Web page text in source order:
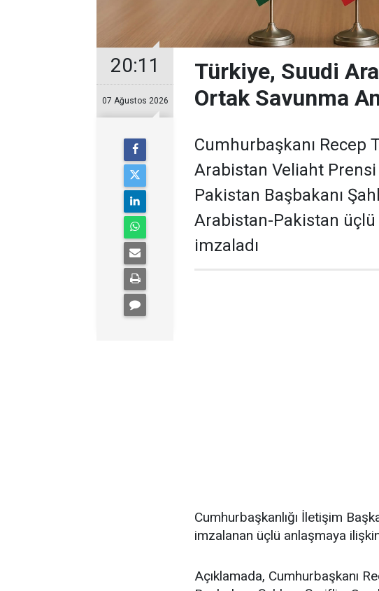
20:11
07 Ağustos 2026
Türkiye, Suudi
Ortak Savunma
Cumhurbaşkanı Recep
Arabistan Veliaht
Pakistan Başbakanı
Arabistan-Pakistan üçlü
imzaladı
Cumhurbaşkanlığı İletişim
imzalanan üçlü anlaşmaya
Açıklamada, Cumhurbaşkanı